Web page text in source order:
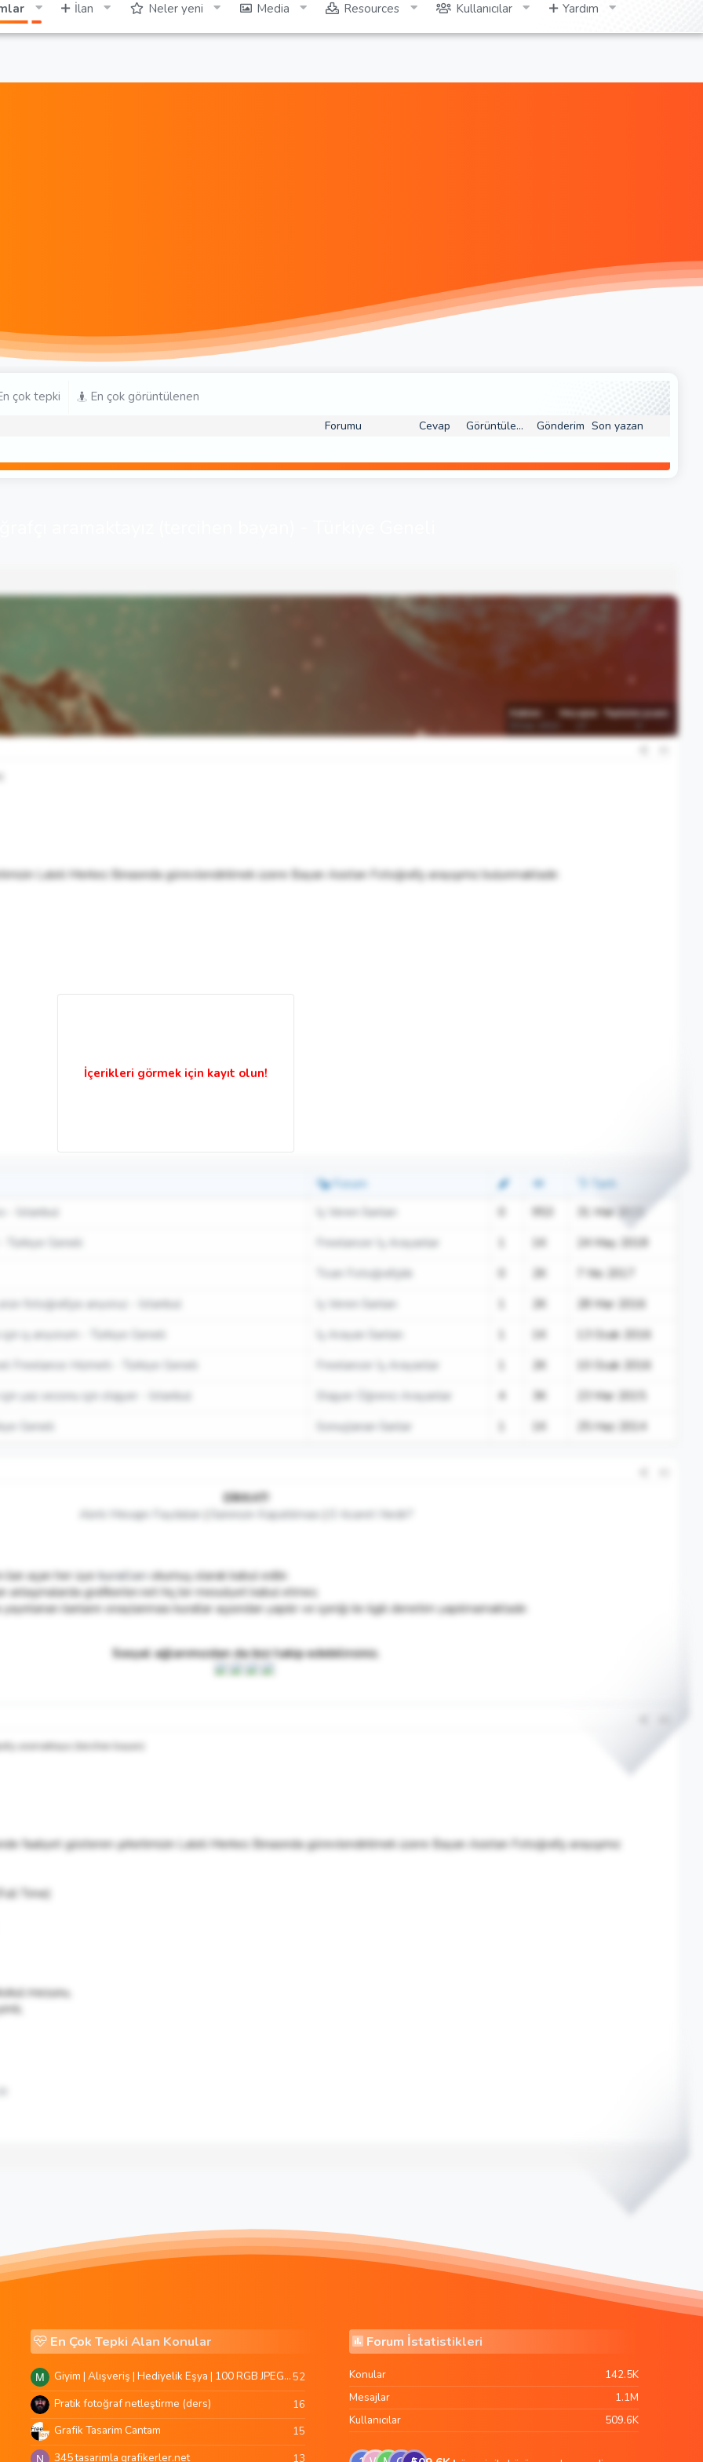
Giriş yap Kayıt ol
İlan Neler yeni Media Resources Kullanıcılar Yardım
çok tepki En çok görüntülenen
Forumu Cevap Görüntüleme Gönderim Son yazan
Katılım
Mesajlar
Tepkime puanı
Laleli Merkez Binasında görevlendirilmek üzere Bayan Asistan Fotoğrafçı arayışımız bulunmaktadır.
Forum Tarih
- İstanbul İş Veren İlanları 953 31 Mar 2021
Türkiye Geneli Freelancer İş Arayanlar 24 May 2018
Ticari Fotoğrafçılık 2K 7 Nis 2017
fotoğrafçısı arıyoruz - İstanbul İş Veren İlanları 2K 28 Mar 2016
iş arıyorum - Türkiye Geneli İş Arayan İlanları
13 Ocak 2016
Freelance Hizmeti - Türkiye Geneli
Freelancer İş Arayanlar 2K 10 Ocak 2016
yaz sezonu için stajyer - İstanbul Stajyer Öğrenci Arayanlar 3K 23 Mar 2015
Geneli Sonuçlanan İlanlar 25 Haz 2014
DİKKAT!
Alıntı Mesajın Faydaları
İlanınızın Kapatılması E-ticaret Nedir?
ilan açan her üye kuralları okumuş olarak kabul edilir.
anlaşmalarda grafikerler.net hiç bir mesuliyet kabul etmez.
ilanların onaylanması kurallar açısından yapılır ve içeriği ile ilgili denetim yapılmamaktadır.
Sosyal ağlarımızdan da bizi takip edebilirsiniz.
aramaktayız (tercihen bayan)
faaliyet gösteren şirketimizin Laleli Merkez Binasında görevlendirilmek üzere Bayan Asistan Fotoğrafçı arayışımız
Time)
mezunu,
En Çok Tepki Alan Konular
M Giyim | Alışveriş | Hediyelik Eşya | 100 RGB JPEG Images | 5920x4420 Pixels | 501 MB52
Pratik fotoğraf netleştirme (ders) 16
Grafik Tasarim Cantam 15
N 345 tasarimla grafikerler.net 13
Forum İstatistikleri
Konular
142.5K
Mesajlar
1.1M
Kullanıcılar
509.6K